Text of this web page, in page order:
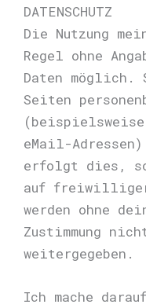
DATENSCHUTZ
Die Nutzung
Regel ohne
Daten möglich.
Seiten
eMail-
erfolgt dies,
auf freiwilliger
werden ohne
Zustimmung
weitergegeben.
Ich mache